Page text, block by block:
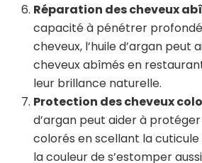
Réparation des cheveux
capacité à pénétrer
cheveux, l’huile d’argan peut
cheveux abîmés en
leur brillance naturelle.
Protection des cheveux
d’argan peut aider à
colorés en scellant la
la couleur de s’estomper